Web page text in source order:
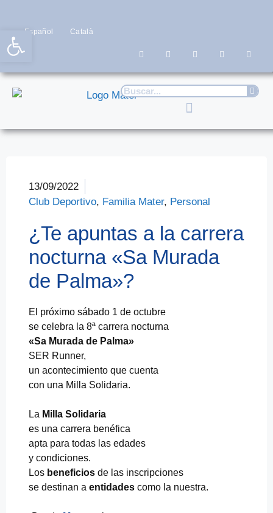
Abrir barra de herramientas
Español Català
13/09/2022
Club Deportivo, Familia Mater, Personal
¿Te apuntas a la carrera
nocturna «Sa Murada
de Palma»?
El próximo sábado 1 de octubre
se celebra la 8ª carrera nocturna
«Sa Murada de Palma»
SER Runner,
un acontecimiento que cuenta
con una Milla Solidaria.
La Milla Solidaria
es una carrera benéfica
apta para todas las edades
y condiciones.
Los beneficios de las inscripciones
se destinan a entidades como la nuestra.